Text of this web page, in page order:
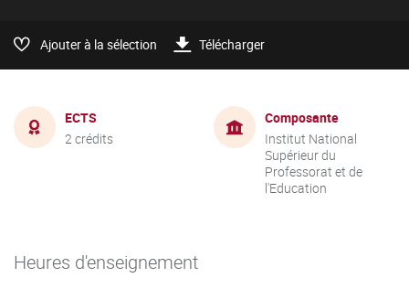
Ajouter à la sélection Télécharger
ECTS
2 crédits
Composante
Institut National
Supérieur du
Professorat et de
l'Education
Heures d'enseignement